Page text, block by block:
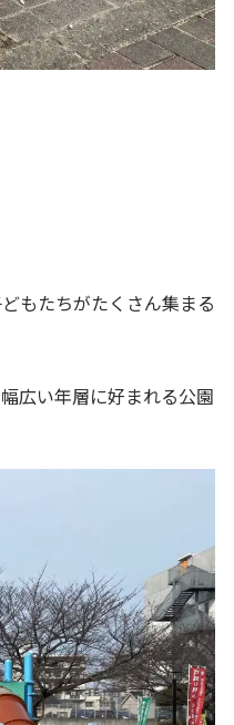
もたちがたくさん集まる
広い年層に好まれる公園